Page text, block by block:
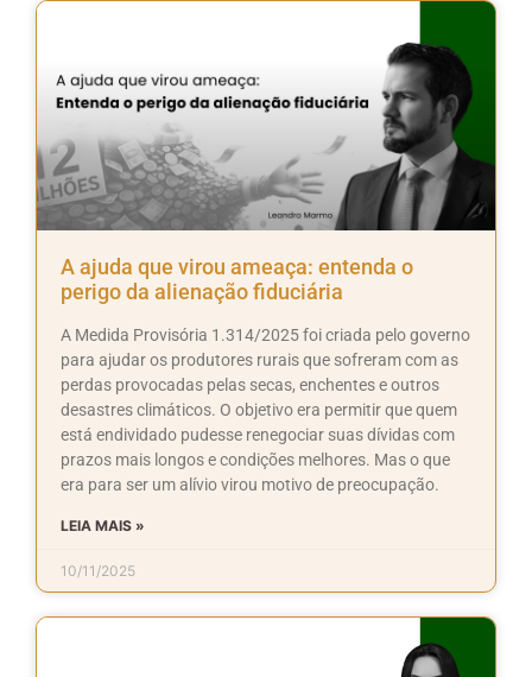
A ajuda que virou ameaça: entenda o
perigo da alienação fiduciária
A Medida Provisória 1.314/2025 foi criada pelo governo
para ajudar os produtores rurais que sofreram com as
perdas provocadas pelas secas, enchentes e outros
desastres climáticos. O objetivo era permitir que quem
está endividado pudesse renegociar suas dívidas com
prazos mais longos e condições melhores. Mas o que
era para ser um alívio virou motivo de preocupação.
LEIA MAIS »
10/11/2025